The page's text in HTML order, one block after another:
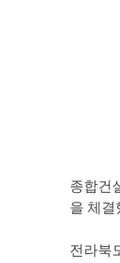
종합건
을체결
전라북